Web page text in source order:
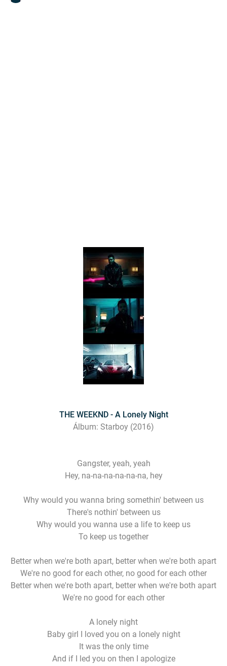
THE WEEKND - A Lonely Night
Álbum: Starboy (2016)
Gangster, yeah, yeah
Hey, na-na-na-na-na-na, hey
Why would you wanna bring somethin' between us
There's nothin' between us
Why would you wanna use a life to keep us
To keep us together
Better when we're both apart, better when we're both apart
We're no good for each other, no good for each other
Better when we're both apart, better when we're both apart
We're no good for each other
A lonely night
Baby girl I loved you on a lonely night
It was the only time
And if I led you on then I apologize